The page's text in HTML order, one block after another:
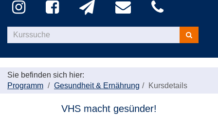
Kurse
suchen
Sie befinden sich hier:
Programm
Gesundheit & Ernährung Kursdetails
VHS macht gesünder!